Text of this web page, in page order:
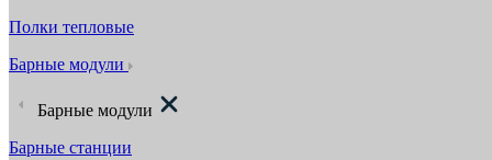
Полки тепловые
Барные модули
Барные модули
Барные станции